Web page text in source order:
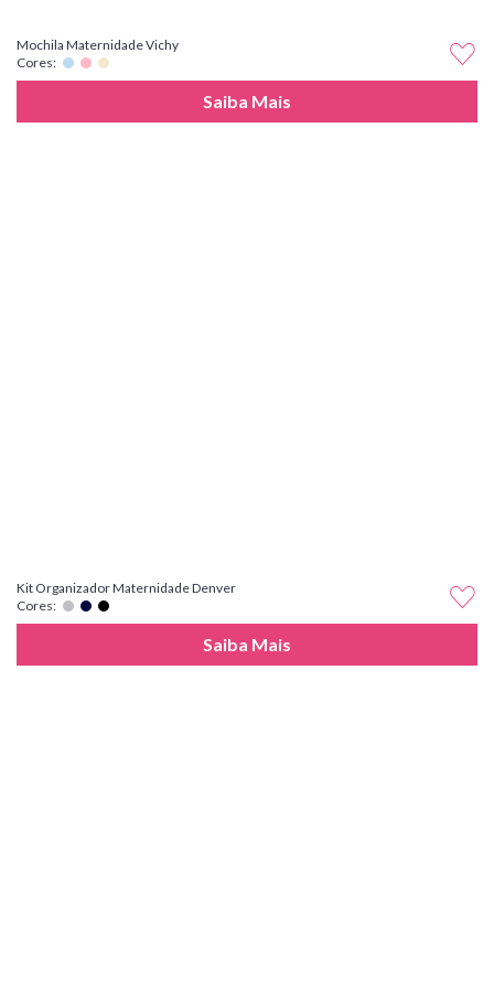
Mochila Maternidade Vichy
Cores:
Saiba Mais
Kit Organizador Maternidade Denver
Cores:
Saiba Mais